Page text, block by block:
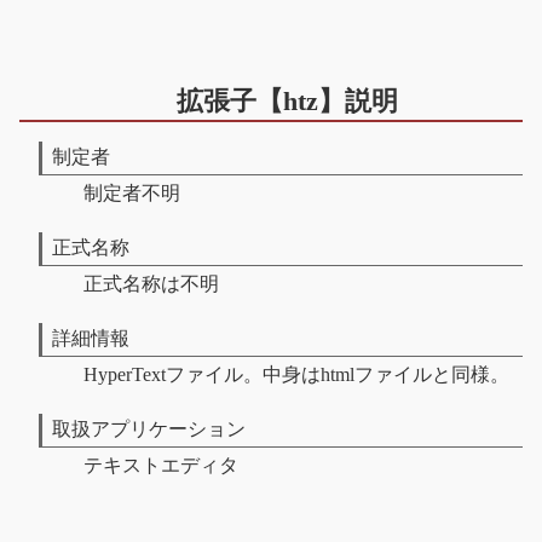
拡張子【htz】説明
制定者
制定者不明
正式名称
正式名称は不明
詳細情報
HyperTextファイル。中身はhtmlファイルと同様。
取扱アプリケーション
テキストエディタ